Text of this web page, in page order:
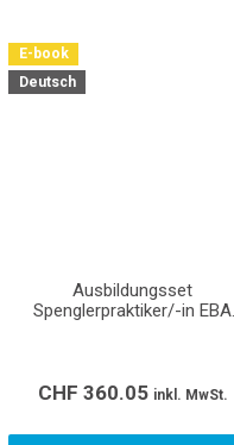
E-book
Deutsch
Ausbildungsset
Spenglerpraktiker/-in EBA
CHF 360.05 inkl. MwSt.